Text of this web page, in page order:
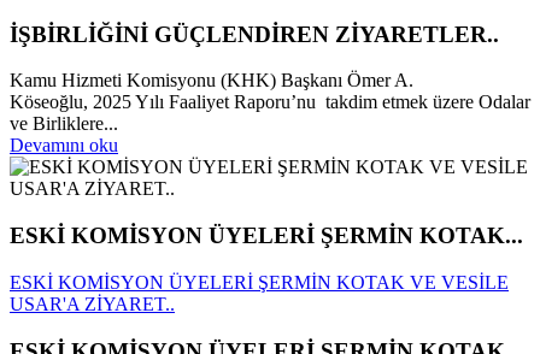
İŞBİRLİĞİNİ GÜÇLENDİREN ZİYARETLER..
Kamu Hizmeti Komisyonu (KHK) Başkanı Ömer A.
Köseoğlu, 2025 Yılı Faaliyet Raporu’nu takdim etmek üzere Odalar
ve Birliklere...
Devamını oku
ESKİ KOMİSYON ÜYELERİ ŞERMİN KOTAK...
ESKİ KOMİSYON ÜYELERİ ŞERMİN KOTAK VE VESİLE
USAR'A ZİYARET..